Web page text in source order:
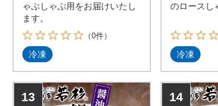
ゃぶしゃぶ用をお届けいたし
ます。
（0件）
冷凍
のロースし
冷凍
13 14